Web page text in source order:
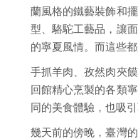
蘭風格的鐵藝裝飾和
型、駱駝工藝品，讓
的寧夏風情。而這些
手抓羊肉、孜然肉夾
回館精心烹製的各類
同的美食體驗，也吸
幾天前的傍晚，臺灣